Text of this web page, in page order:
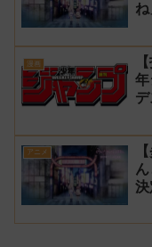
漫画
年
アニメ
決